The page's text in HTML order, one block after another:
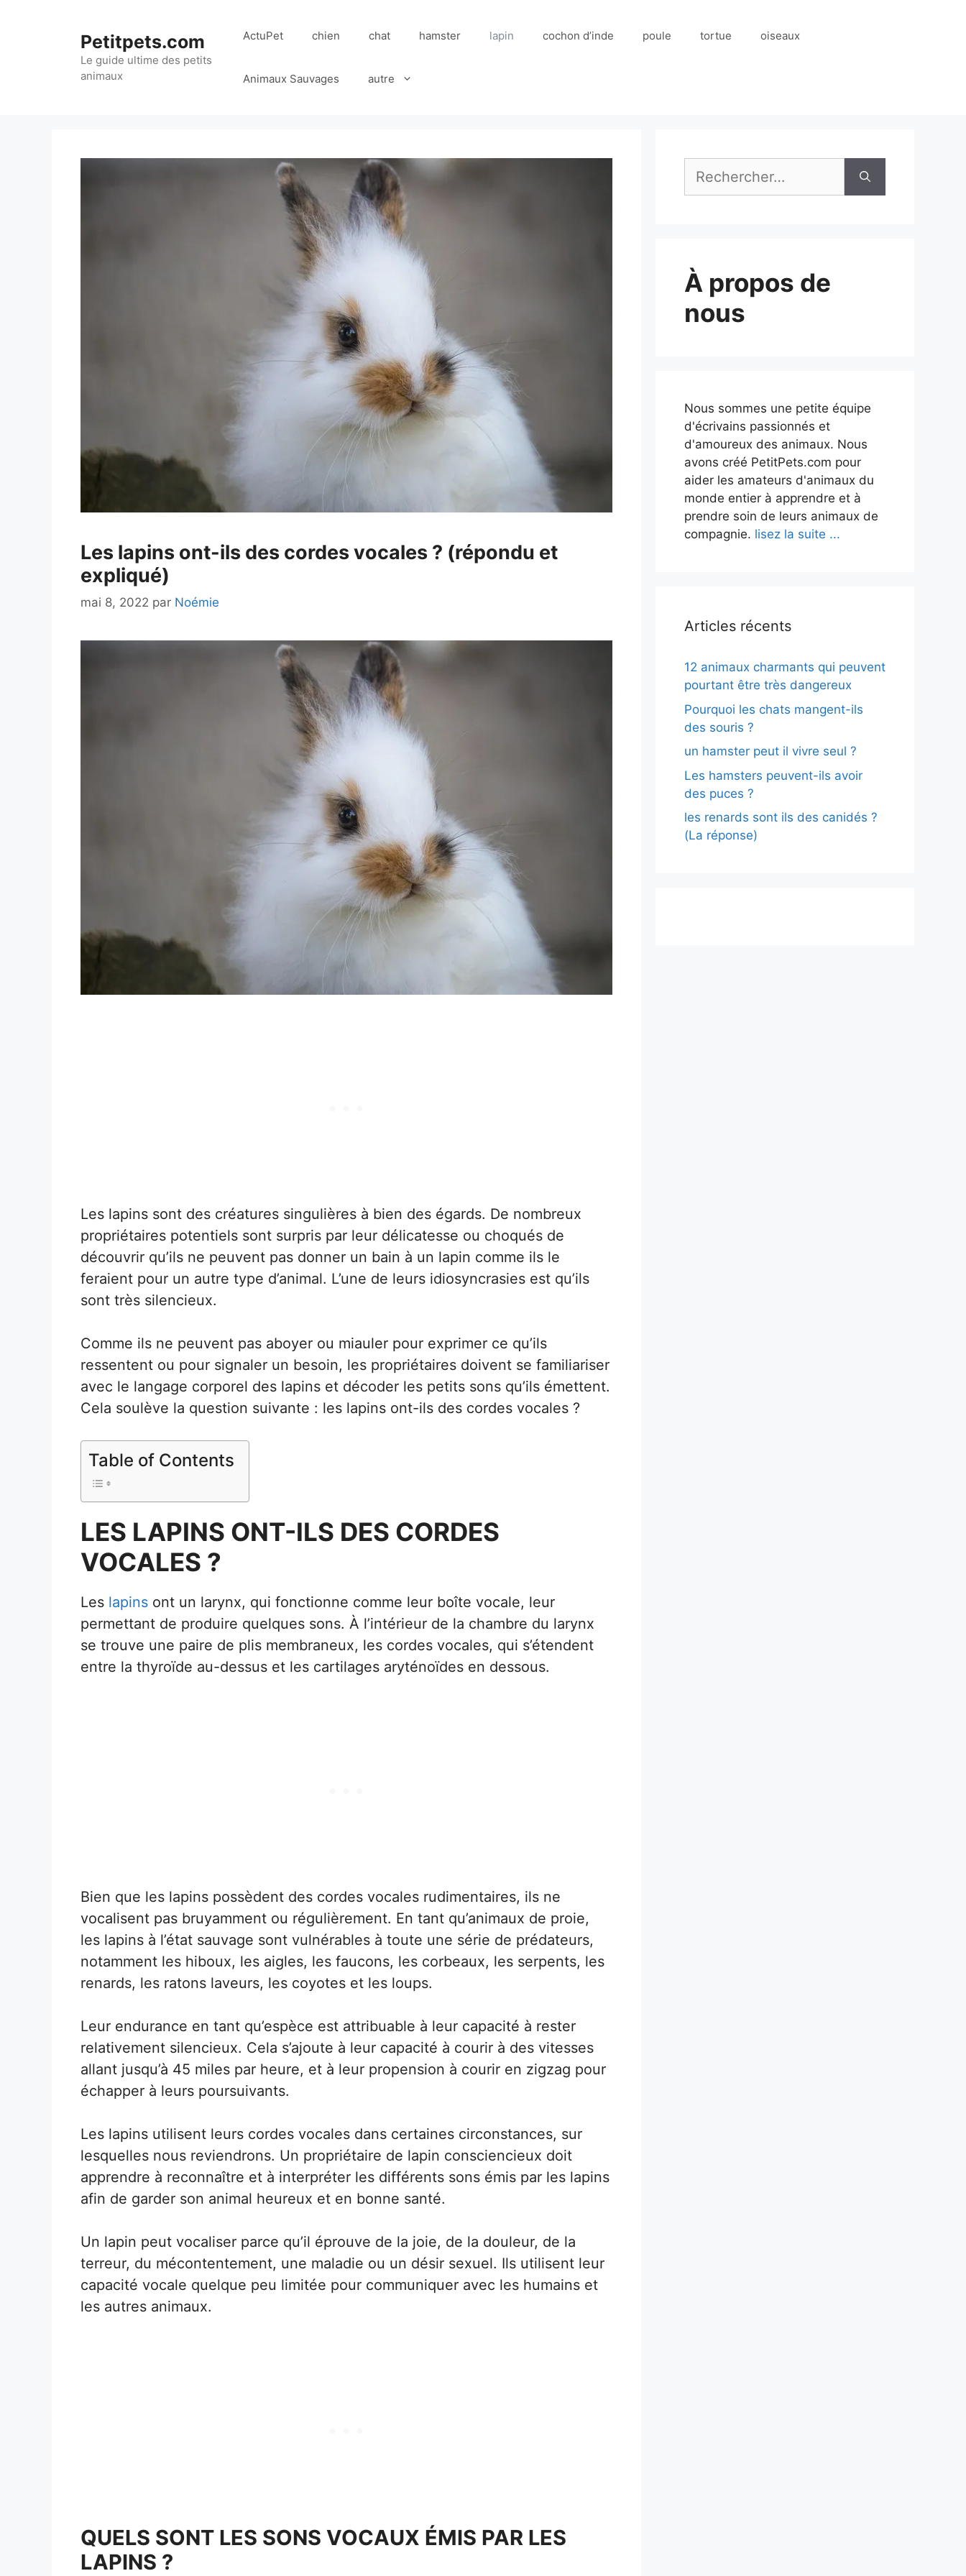
Petitpets.com
Le guide ultime des petits
animaux
ActuPet chien chat hamster lapin cochon d’inde poule tortue oiseaux
Animaux Sauvages autre
Les lapins ont-ils des cordes vocales ? (répondu et
expliqué)
mai 8, 2022 par Noémie
Les lapins sont des créatures singulières à bien des égards. De nombreux
propriétaires potentiels sont surpris par leur délicatesse ou choqués de
découvrir qu’ils ne peuvent pas donner un bain à un lapin comme ils le
feraient pour un autre type d’animal. L’une de leurs idiosyncrasies est qu’ils
sont très silencieux.
Comme ils ne peuvent pas aboyer ou miauler pour exprimer ce qu’ils
ressentent ou pour signaler un besoin, les propriétaires doivent se familiariser
avec le langage corporel des lapins et décoder les petits sons qu’ils émettent.
Cela soulève la question suivante : les lapins ont-ils des cordes vocales ?
Table of Contents
LES LAPINS ONT-ILS DES CORDES
VOCALES ?
Les lapins ont un larynx, qui fonctionne comme leur boîte vocale, leur
permettant de produire quelques sons. À l’intérieur de la chambre du larynx
se trouve une paire de plis membraneux, les cordes vocales, qui s’étendent
entre la thyroïde au-dessus et les cartilages aryténoïdes en dessous.
Bien que les lapins possèdent des cordes vocales rudimentaires, ils ne
vocalisent pas bruyamment ou régulièrement. En tant qu’animaux de proie,
les lapins à l’état sauvage sont vulnérables à toute une série de prédateurs,
notamment les hiboux, les aigles, les faucons, les corbeaux, les serpents, les
renards, les ratons laveurs, les coyotes et les loups.
Leur endurance en tant qu’espèce est attribuable à leur capacité à rester
relativement silencieux. Cela s’ajoute à leur capacité à courir à des vitesses
allant jusqu’à 45 miles par heure, et à leur propension à courir en zigzag pour
échapper à leurs poursuivants.
Les lapins utilisent leurs cordes vocales dans certaines circonstances, sur
lesquelles nous reviendrons. Un propriétaire de lapin consciencieux doit
apprendre à reconnaître et à interpréter les différents sons émis par les lapins
afin de garder son animal heureux et en bonne santé.
Un lapin peut vocaliser parce qu’il éprouve de la joie, de la douleur, de la
terreur, du mécontentement, une maladie ou un désir sexuel. Ils utilisent leur
capacité vocale quelque peu limitée pour communiquer avec les humains et
les autres animaux.
QUELS SONT LES SONS VOCAUX ÉMIS PAR LES
LAPINS ?
À propos de
nous
Nous sommes une petite équipe
d'écrivains passionnés et
d'amoureux des animaux. Nous
avons créé PetitPets.com pour
aider les amateurs d'animaux du
monde entier à apprendre et à
prendre soin de leurs animaux de
compagnie. lisez la suite ...
Articles récents
12 animaux charmants qui peuvent
pourtant être très dangereux
Pourquoi les chats mangent-ils
des souris ?
un hamster peut il vivre seul ?
Les hamsters peuvent-ils avoir
des puces ?
les renards sont ils des canidés ?
(La réponse)